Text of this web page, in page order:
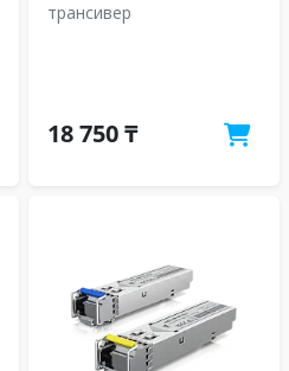
трансивер
18 750 ₸